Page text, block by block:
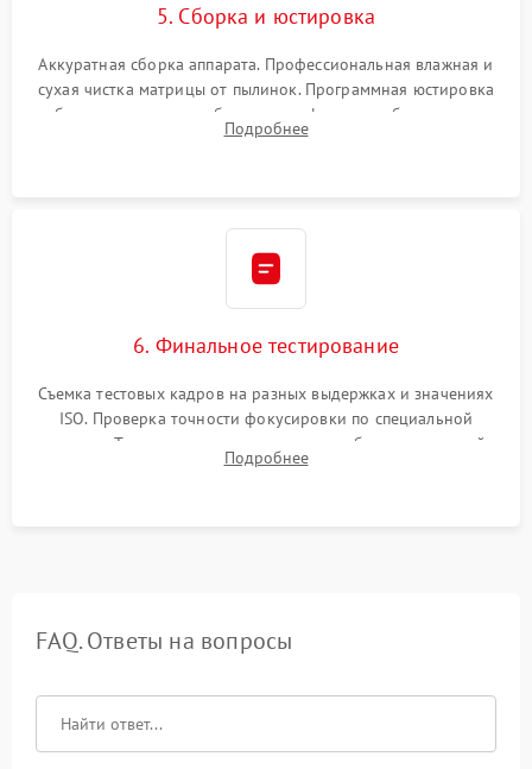
5. Сборка и юстировка
Аккуратная сборка аппарата. Профессиональная влажная и
сухая чистка матрицы от пылинок. Программная юстировка
рабочего отрезка, калибровка автофокуса, стабилизатора и
экспозамера с помощью сервисного ПО.
Подробнее
6. Финальное тестирование
Съемка тестовых кадров на разных выдержках и значениях
ISO. Проверка точности фокусировки по специальной
мишени. Тест записи на карту памяти, работы встроенной
вспышки, микрофона и всех кнопок управления.
Подробнее
FAQ. Ответы на вопросы